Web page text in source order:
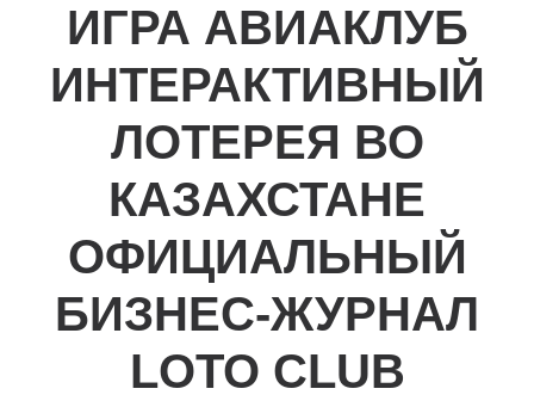
ИГРА АВИАКЛУБ
ИНТЕРАКТИВНЫЙ
ЛОТЕРЕЯ ВО
КАЗАХСТАНЕ
ОФИЦИАЛЬНЫЙ
БИЗНЕС-ЖУРНАЛ
LOTO CLUB